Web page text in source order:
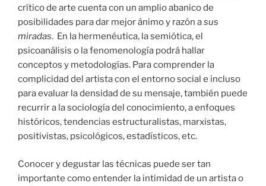
crítico de arte cuenta con un amplio abanico de
posibilidades para dar mejor ánimo y razón asus
miradas. En la hermenéutica, la semiótica, el
psicoanálisis o la fenomenología podrá hallar
conceptos y metodologías. Para comprender la
complicidad del artista con el entorno social e incluso
para evaluar la densidad de su mensaje, también puede
recurrir a la sociología del conocimiento, a enfoques
históricos, tendencias estructuralistas, marxistas,
positivistas, psicológicos, estadísticos, etc.
Conocer y degustar las técnicas puede ser tan
importante como entender la intimidad de un artista o